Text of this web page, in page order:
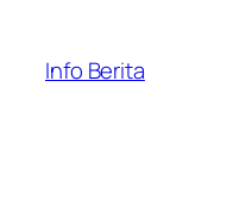
content
Info Berita